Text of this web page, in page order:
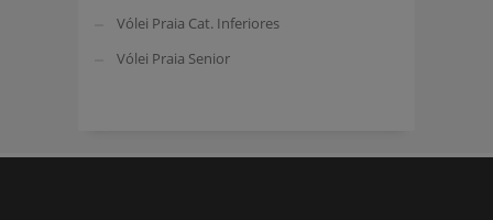
Vólei Praia Cat. Inferiores
Vólei Praia Senior